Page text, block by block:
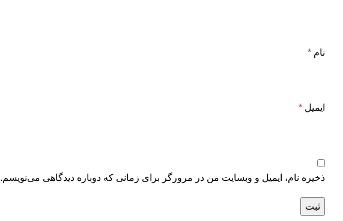
نام *
ایمیل *
ذخیره نام، ایمیل و وبسایت من در مرورگر برای زمانی که دوباره دیدگاهی می‌نویسم.